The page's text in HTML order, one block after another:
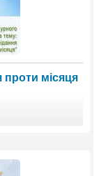
проти місяця